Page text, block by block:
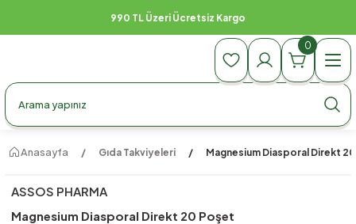
990 TL Üzeri Ücretsiz Kargo
0
Anasayfa Gıda Takviyeleri Magnesium Diasporal Direkt
ASSOS PHARMA
Magnesium Diasporal Direkt 20 Poşet